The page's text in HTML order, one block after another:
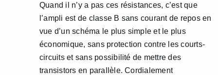
Quand il n’y a pas ces résistances, c’est que
l’ampli est de classe B sans courant de repos en
vue d’un schéma le plus simple et le plus
économique, sans protection contre les courts-
circuits et sans possibilité de mettre des
transistors en parallèle. Cordialement